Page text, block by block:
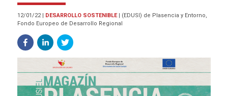
12/01/22 | DESARROLLO SOSTENIBLE | (EDUSI) de Plasencia y Entorno,
Fondo Europeo de Desarrollo Regional